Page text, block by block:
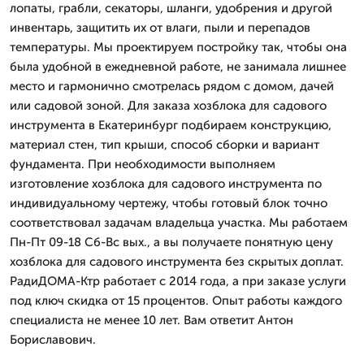
лопаты, грабли, секаторы, шланги, удобрения и другой
инвентарь, защитить их от влаги, пыли и перепадов
температуры. Мы проектируем постройку так, чтобы она
была удобной в ежедневной работе, не занимала лишнее
место и гармонично смотрелась рядом с домом, дачей
или садовой зоной. Для заказа хозблока для садового
инструмента в Екатеринбург подбираем конструкцию,
материал стен, тип крыши, способ сборки и вариант
фундамента. При необходимости выполняем
изготовление хозблока для садового инструмента по
индивидуальному чертежу, чтобы готовый блок точно
соответствовал задачам владельца участка. Мы работаем
Пн-Пт 09-18 Сб-Вс вых., а вы получаете понятную цену
хозблока для садового инструмента без скрытых доплат.
РадиДОМА-Ктр работает с 2014 года, а при заказе услуги
под ключ скидка от 15 процентов. Опыт работы каждого
специалиста не менее 10 лет. Вам ответит Антон
Бориславович.